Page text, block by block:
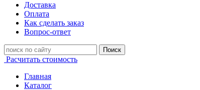
Доставка
Оплата
Как сделать заказ
Вопрос-ответ
Поиск
Расчитать стоимость
Главная
Каталог